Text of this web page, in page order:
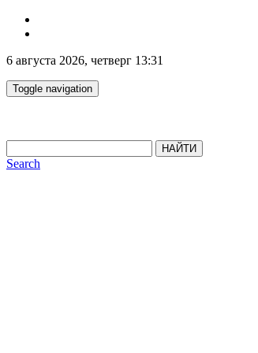
6 августа 2026, четверг 13:31
Toggle navigation
НАЙТИ
Search